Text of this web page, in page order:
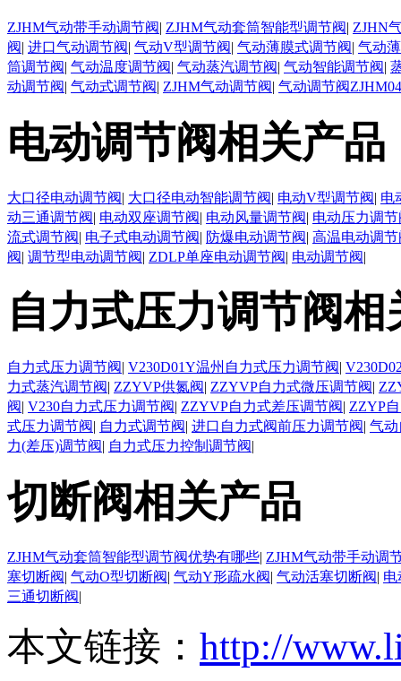
ZJHM气动带手动调节阀| ZJHM气动套筒智能型调节阀| ZJHN
阀| 进口气动调节阀| 气动V型调节阀| 气动薄膜式调节阀| 气动
筒调节阀| 气动温度调节阀| 气动蒸汽调节阀| 气动智能调节阀|
动调节阀| 气动式调节阀| ZJHM气动调节阀| 气动调节阀ZJHM04
电动调节阀相关产品
大口径电动调节阀| 大口径电动智能调节阀| 电动V型调节阀| 电
动三通调节阀| 电动双座调节阀| 电动风量调节阀| 电动压力调节
流式调节阀| 电子式电动调节阀| 防爆电动调节阀| 高温电动调节
阀| 调节型电动调节阀| ZDLP单座电动调节阀| 电动调节阀|
自力式压力调节阀相
自力式压力调节阀| V230D01Y温州自力式压力调节阀|
力式蒸汽调节阀| ZZYVP供氮阀| ZZYVP自力式微压调节阀|
阀| V230自力式压力调节阀| ZZYVP自力式差压调节阀| ZZYP
式压力调节阀| 自力式调节阀| 进口自力式阀前压力调节阀| 气
力(差压)调节阀| 自力式压力控制调节阀|
切断阀相关产品
ZJHM气动套筒智能型调节阀优势有哪些| ZJHM气动带手动调
塞切断阀| 气动O型切断阀| 气动Y形疏水阀| 气动活塞切断阀| 电
三通切断阀|
本文链接： http://